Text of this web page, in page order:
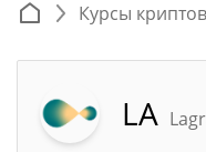
Курсы
LA